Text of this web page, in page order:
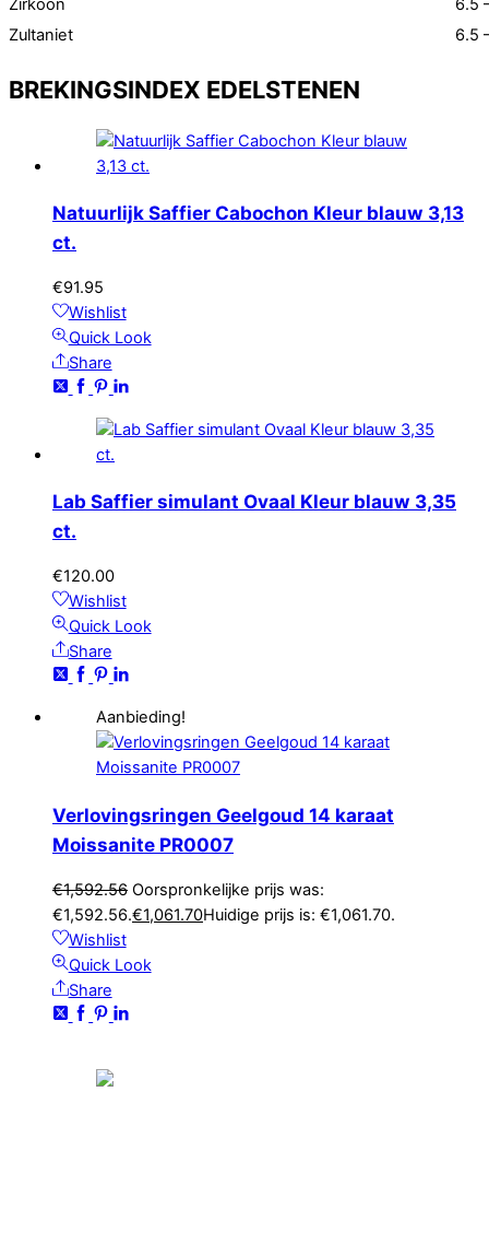
Zirkoon
6.5
Zultaniet
6.5
BREKINGSINDEX EDELSTENEN
Natuurlijk Saffier Cabochon Kleur blauw 3,13
ct.
€91.95
Wishlist
Quick Look
Share
Lab Saffier simulant Ovaal Kleur blauw 3,35
ct.
€120.00
Wishlist
Quick Look
Share
Aanbieding!
Verlovingsringen Geelgoud 14 karaat
Moissanite PR0007
€1,592.56 Oorspronkelijke prijs was:
€1,592.56.€1,061.70Huidige prijs is: €1,061.70.
Wishlist
Quick Look
Share